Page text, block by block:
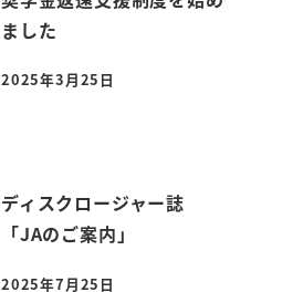
ました
投稿日
2025年3月25日
ディスクロージャー誌
「JAのご案内」
2025年7月25日